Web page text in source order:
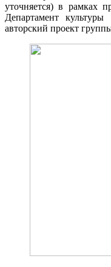
уточняется) в рамках
Департамент
авторский проект